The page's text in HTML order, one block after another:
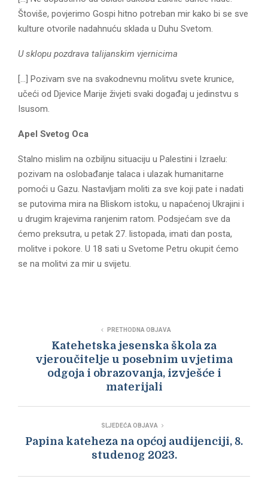
Štoviše, povjerimo Gospi hitno potreban mir kako bi se sve
kulture otvorile nadahnuću sklada u Duhu Svetom.
U sklopu pozdrava talijanskim vjernicima
[…] Pozivam sve na svakodnevnu molitvu svete krunice,
učeći od Djevice Marije živjeti svaki događaj u jedinstvu s
Isusom.
Apel Svetog Oca
Stalno mislim na ozbiljnu situaciju u Palestini i Izraelu:
pozivam na oslobađanje talaca i ulazak humanitarne
pomoći u Gazu. Nastavljam moliti za sve koji pate i nadati
se putovima mira na Bliskom istoku, u napaćenoj Ukrajini i
u drugim krajevima ranjenim ratom. Podsjećam sve da
ćemo preksutra, u petak 27. listopada, imati dan posta,
molitve i pokore. U 18 sati u Svetome Petru okupit ćemo
se na molitvi za mir u svijetu.
PRETHODNA OBJAVA
Katehetska jesenska škola za
vjeroučitelje u posebnim uvjetima
odgoja i obrazovanja, izvješće i
materijali
SLJEDEĆA OBJAVA
Papina kateheza na općoj audijenciji, 8.
studenog 2023.